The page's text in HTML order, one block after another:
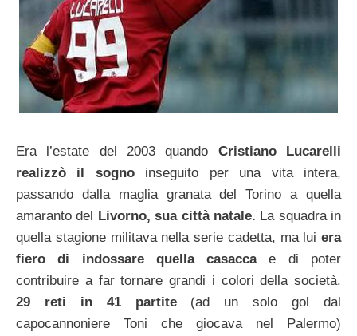
Era l’estate del 2003 quando Cristiano Lucarelli
realizzò il sogno inseguito per una vita intera,
passando dalla maglia granata del Torino a quella
amaranto del Livorno, sua città natale. La squadra in
quella stagione militava nella serie cadetta, ma lui era
fiero di indossare quella casaccae di poter
contribuire a far tornare grandi i colori della società.
29 reti in 41 partite (ad un solo gol dal
capocannoniere Toni che giocava nel Palermo)